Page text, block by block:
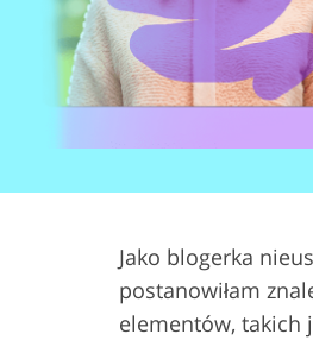
Usługi retuszu
Jako blogerka
postanowiłam
elementów, takich